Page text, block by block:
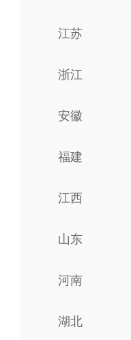
江苏
浙江
安徽
福建
江西
山东
河南
湖北